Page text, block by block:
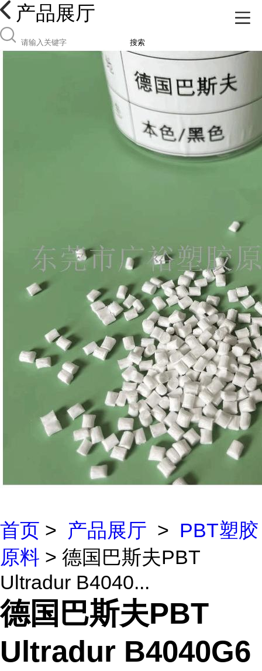
产品展厅
搜索
首页 > 产品展厅 > PBT塑胶
原料 > 德国巴斯夫PBT
Ultradur B4040...
德国巴斯夫PBT
Ultradur B4040G6